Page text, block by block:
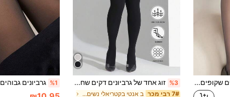
זוג אחד של גרביונים שקופים סקסיים למותג נשים, 80 גרם, אביב/סתיו, מותן גבוהה, גזרה צמודה, מכנסיים צמודים, אלסטיות גבוהה, נוח (מתאים ל-15-25℃) %3 זוג אחד של גרביונים דקים שחורים במותן גבוהה לנשים, נוחים, נושמים, עמידים למשיכה, עם בקרת בטן ומHדרה, מתאימים ללבישה יומית
7# רבי מכר ב אנטי בקטריאלי נשים גרביונים
%1